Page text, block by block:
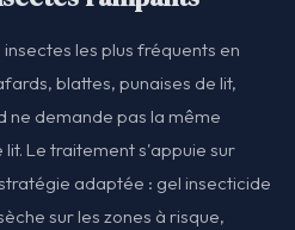
les plus fréquents en
blattes, punaises de lit,
ne demande pas la même
Le traitement s'appuie sur
adaptée : gel insecticide
sur les zones à risque,